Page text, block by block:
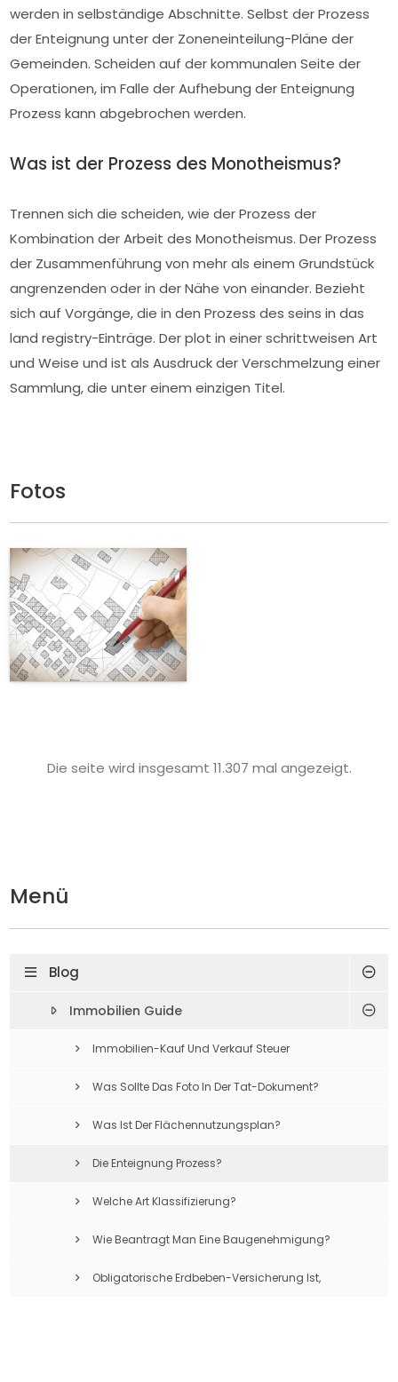
werden in selbständige Abschnitte. Selbst der Prozess
der Enteignung unter der Zoneneinteilung-Pläne der
Gemeinden. Scheiden auf der kommunalen Seite der
Operationen, im Falle der Aufhebung der Enteignung
Prozess kann abgebrochen werden.
Was ist der Prozess des Monotheismus?
Trennen sich die scheiden, wie der Prozess der
Kombination der Arbeit des Monotheismus. Der Prozess
der Zusammenführung von mehr als einem Grundstück
angrenzenden oder in der Nähe von einander. Bezieht
sich auf Vorgänge, die in den Prozess des seins in das
land registry-Einträge. Der plot in einer schrittweisen Art
und Weise und ist als Ausdruck der Verschmelzung einer
Sammlung, die unter einem einzigen Titel.
Fotos
Die seite wird insgesamt 11.307 mal angezeigt.
Menü
Blog
Immobilien Guide
Immobilien-Kauf Und Verkauf Steuer
Was Sollte Das Foto In Der Tat-Dokument?
Was Ist Der Flächennutzungsplan?
Die Enteignung Prozess?
Welche Art Klassifizierung?
Wie Beantragt Man Eine Baugenehmigung?
Obligatorische Erdbeben-Versicherung Ist,